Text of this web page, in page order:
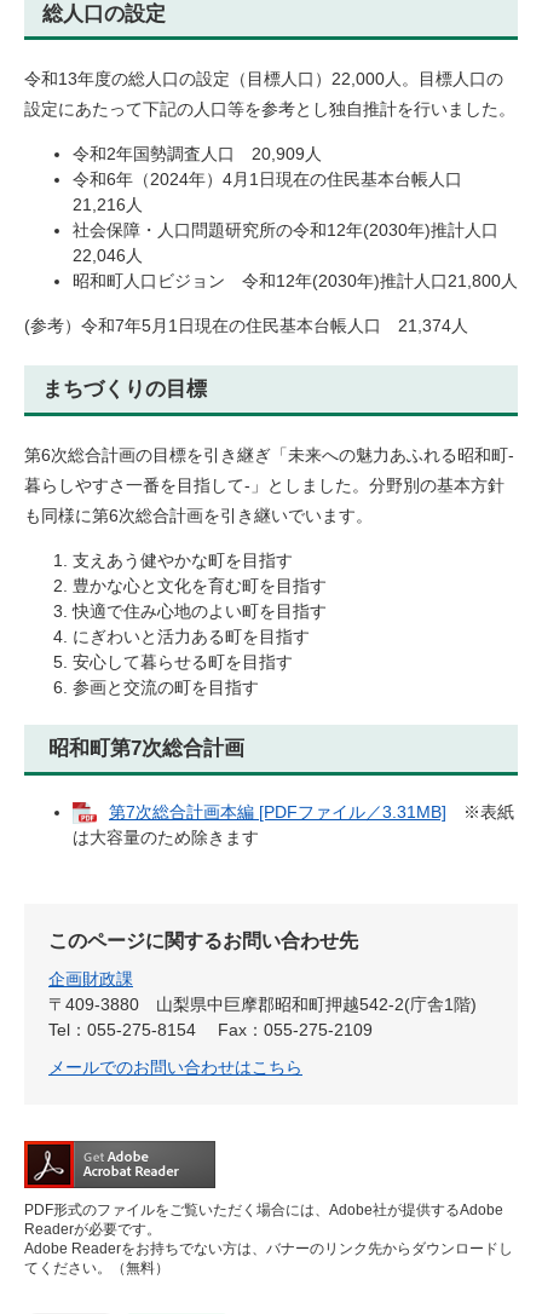
総人口の設定
令和13年度の総人口の設定（目標人口）22,000人。目標人口の
設定にあたって下記の人口等を参考とし独自推計を行いました。
令和2年国勢調査人口 20,909人
令和6年（2024年）4月1日現在の住民基本台帳人口
21,216人
社会保障・人口問題研究所の令和12年(2030年)推計人口
22,046人
昭和町人口ビジョン 令和12年(2030年)推計人口21,800人
(参考）令和7年5月1日現在の住民基本台帳人口 21,374人
まちづくりの目標
第6次総合計画の目標を引き継ぎ「未来への魅力あふれる昭和町-
暮らしやすさ一番を目指して-」としました。分野別の基本方針
も同様に第6次総合計画を引き継いでいます。
支えあう健やかな町を目指す
豊かな心と文化を育む町を目指す
快適で住み心地のよい町を目指す
にぎわいと活力ある町を目指す
安心して暮らせる町を目指す
参画と交流の町を目指す
昭和町第7次総合計画
第7次総合計画本編 [PDFファイル／3.31MB] ※表紙
は大容量のため除きます
このページに関するお問い合わせ先
企画財政課
〒409-3880
山梨県中巨摩郡昭和町押越542-2(庁舎1階)
Tel：055-275-8154
Fax：055-275-2109
メールでのお問い合わせはこちら
PDF形式のファイルをご覧いただく場合には、Adobe社が提供するAdobe
Readerが必要です。
Adobe Readerをお持ちでない方は、バナーのリンク先からダウンロードし
てください。（無料）